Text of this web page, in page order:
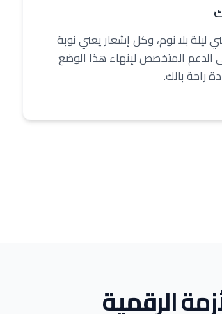
ليلة بلا نوم، وكل إشعار يعني نوبة
المتخصص لإنهاء هذا الوضع
راحة بالك.
الرقمية